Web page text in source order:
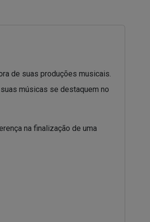
de suas produções musicais.
músicas se destaquem no
na finalização de uma